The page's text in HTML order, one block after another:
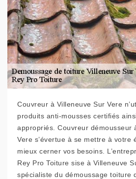
Couvreur à Villeneuve Sur Vere
produits anti-mousses certifiés
appropriés. Couvreur démousseur
Vere s’évertue à se mettre à votre
mieux cerner vos besoins.
Rey Pro Toiture sise à Villeneuve
spécialiste du démoussage toiture